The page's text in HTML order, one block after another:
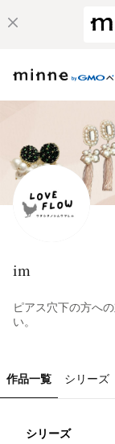
im
ピアス穴下の方へ
い。
作品一覧 シリーズ
シリーズ